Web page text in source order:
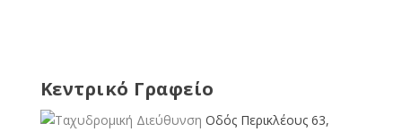
Κεντρικό Γραφείο
Οδός Περικλέους 63,